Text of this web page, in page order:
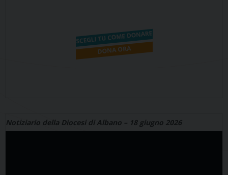
Notiziario della Diocesi di Albano – 18 giugno 2026